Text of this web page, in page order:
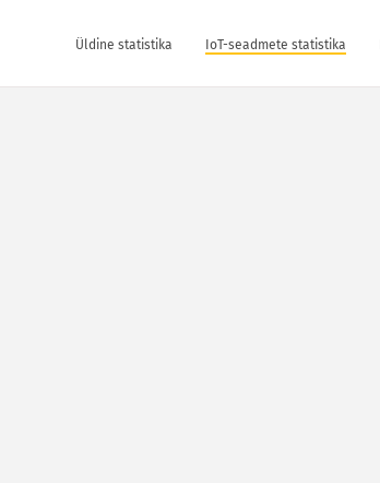
Üldine statistika IoT-seadmete statistika